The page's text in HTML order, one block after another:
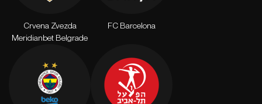
Crvena Zvezda
Meridianbet Belgrade
FC Barcelona